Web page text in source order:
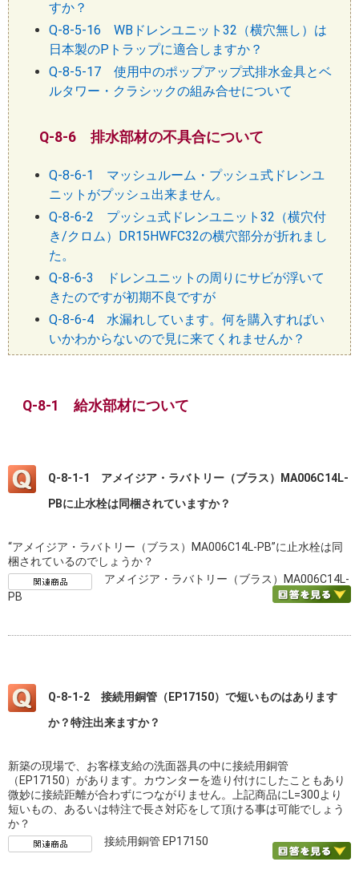
すか？
Q-8-5-16 WBドレンユニット32（横穴無し）は
日本製のPトラップに適合しますか？
Q-8-5-17 使用中のポップアップ式排水金具とベ
ルタワー・クラシックの組み合せについて
Q-8-6 排水部材の不具合について
Q-8-6-1 マッシュルーム・プッシュ式ドレンユ
ニットがプッシュ出来ません。
Q-8-6-2 プッシュ式ドレンユニット32（横穴付
き/クロム）DR15HWFC32の横穴部分が折れまし
た。
Q-8-6-3 ドレンユニットの周りにサビが浮いて
きたのですが初期不良ですが
Q-8-6-4 水漏れしています。何を購入すればい
いかわからないので見に来てくれませんか？
Q-8-1 給水部材について
Q-8-1-1 アメイジア・ラバトリー（ブラス）MA006C14L-
PBに止水栓は同梱されていますか？
“アメイジア・ラバトリー（ブラス）MA006C14L-PB”に止水栓は同
梱されているのでしょうか？
アメイジア・ラバトリー（ブラス）MA006C14L-
PB
Q-8-1-2 接続用銅管（EP17150）で短いものはあります
か？特注出来ますか？
新築の現場で、お客様支給の洗面器具の中に接続用銅管
（EP17150）があります。カウンターを造り付けにしたこともあり
微妙に接続距離が合わずにつながりません。上記商品にL=300より
短いもの、あるいは特注で長さ対応をして頂ける事は可能でしょう
か？
接続用銅管 EP17150